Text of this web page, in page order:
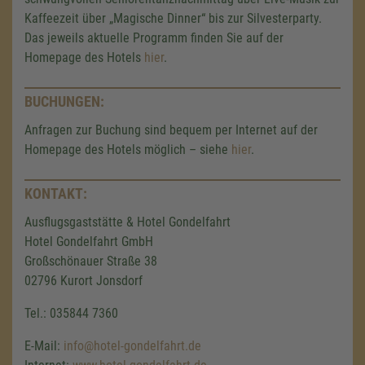
Kaffeezeit über „Magische Dinner“ bis zur Silvesterparty.
Das jeweils aktuelle Programm finden Sie auf der
Homepage des Hotels hier.
BUCHUNGEN:
Anfragen zur Buchung sind bequem per Internet auf der
Homepage des Hotels möglich – siehe hier.
KONTAKT:
Ausflugsgaststätte & Hotel Gondelfahrt
Hotel Gondelfahrt GmbH
Großschönauer Straße 38
02796 Kurort Jonsdorf
Tel.: 035844 7360
E-Mail: info@hotel-gondelfahrt.de
Wir benötigen Ihre Zustimmung,
Wir verwenden einen Service eines